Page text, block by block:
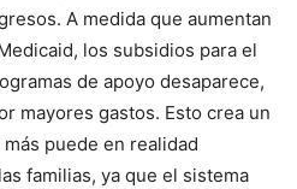
A medida que aumentan
los subsidios para el
de apoyo desaparece,
mayores gastos. Esto crea un
puede en realidad
familias, ya que el sistema